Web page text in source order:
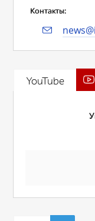
Контакты:
YouTube